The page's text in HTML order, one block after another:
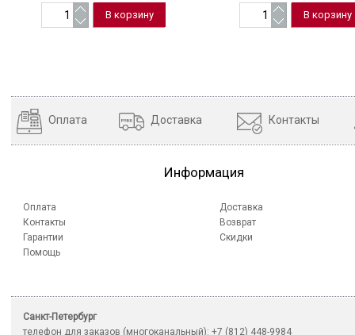
Оплата Доставка Контакты
Информация
Оплата
Контакты
Гарантии
Помощь
Доставка
Возврат
Скидки
Санкт-Петербург
телефон для заказов (многоканальный): +7 (812) 448-9984